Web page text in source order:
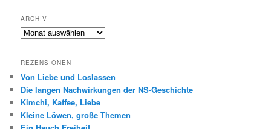
ARCHIV
Archiv
REZENSIONEN
Von Liebe und Loslassen
Die langen Nachwirkungen der NS-Geschichte
Kimchi, Kaffee, Liebe
Kleine Löwen, große Themen